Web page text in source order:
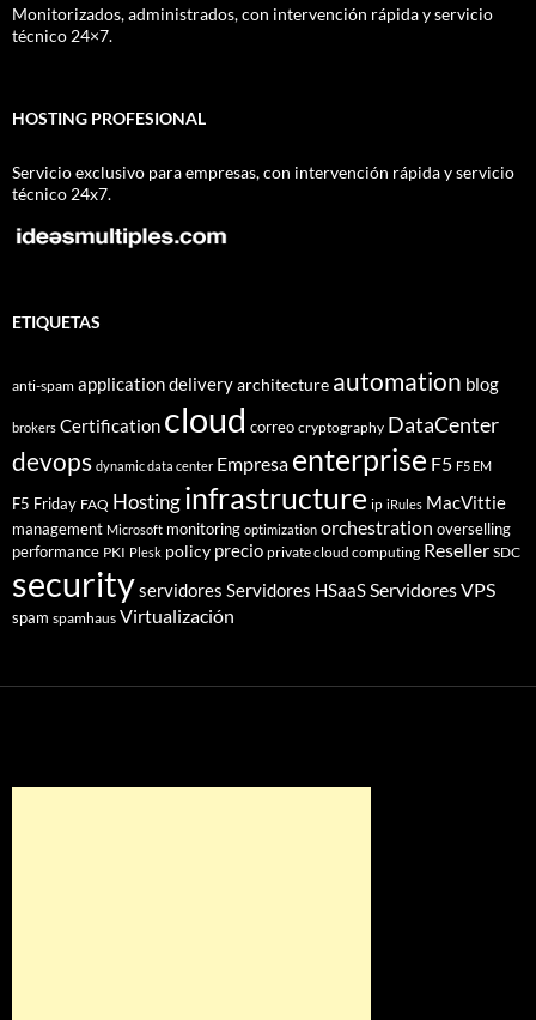
Monitorizados, administrados, con intervención rápida y servicio
técnico 24×7.
HOSTING PROFESIONAL
Servicio exclusivo para empresas, con intervención rápida y servicio
técnico 24x7.
ETIQUETAS
anti-spam application deliveryarchitecture automation blog
brokers Certification cloud correo cryptography DataCenter
devops dynamic data center Empresa enterprise F5 F5 EM
F5 Friday FAQ Hostinginfrastructure ip iRules MacVittie
management Microsoft monitoring optimization orchestration overselling
performance PKI Plesk policy precio private cloud computing Reseller SDC
securityservidores Servidores HSaaSServidores VPS
spam spamhaus Virtualización